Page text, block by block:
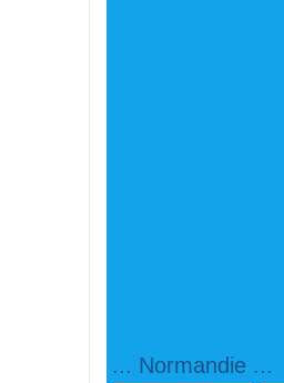
... Normandie ...